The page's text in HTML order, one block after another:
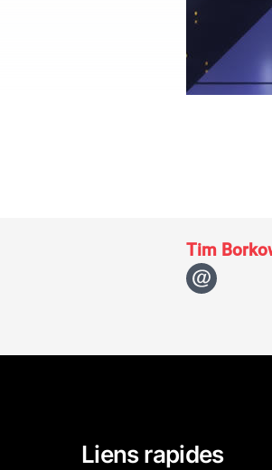
Tim
Liens rapides